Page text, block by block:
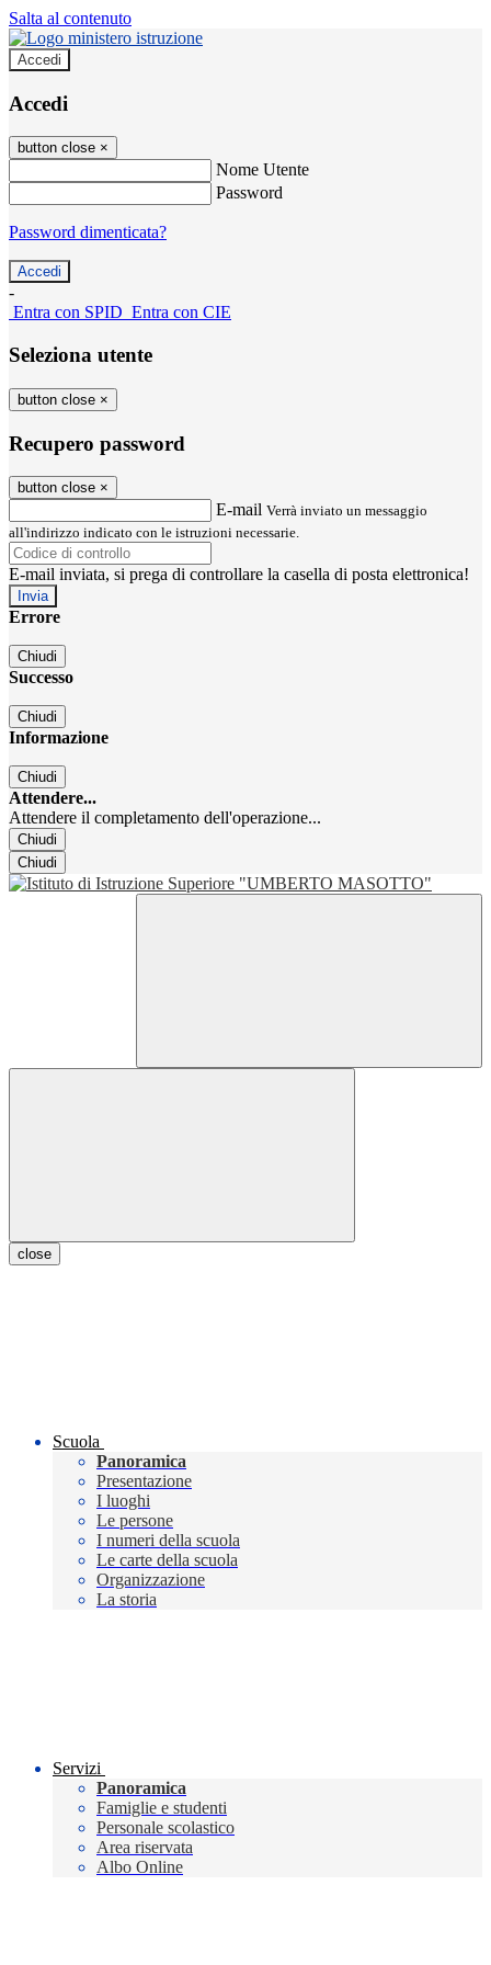
Salta al contenuto
Accedi
Accedi
button close ×
Nome Utente
Password
Password dimenticata?
-
Entra con SPID Entra con CIE
Seleziona utente
button close ×
Recupero password
button close ×
E-mail Verrà inviato un messaggio
all'indirizzo indicato con le istruzioni necessarie.
E-mail inviata, si prega di controllare la casella di posta elettronica!
Errore
Chiudi
Successo
Chiudi
Informazione
Chiudi
Attendere...
Attendere il completamento dell'operazione...
Chiudi
Chiudi
close
Scuola
Panoramica
Presentazione
I luoghi
Le persone
I numeri della scuola
Le carte della scuola
Organizzazione
La storia
Servizi
Panoramica
Famiglie e studenti
Personale scolastico
Area riservata
Albo Online